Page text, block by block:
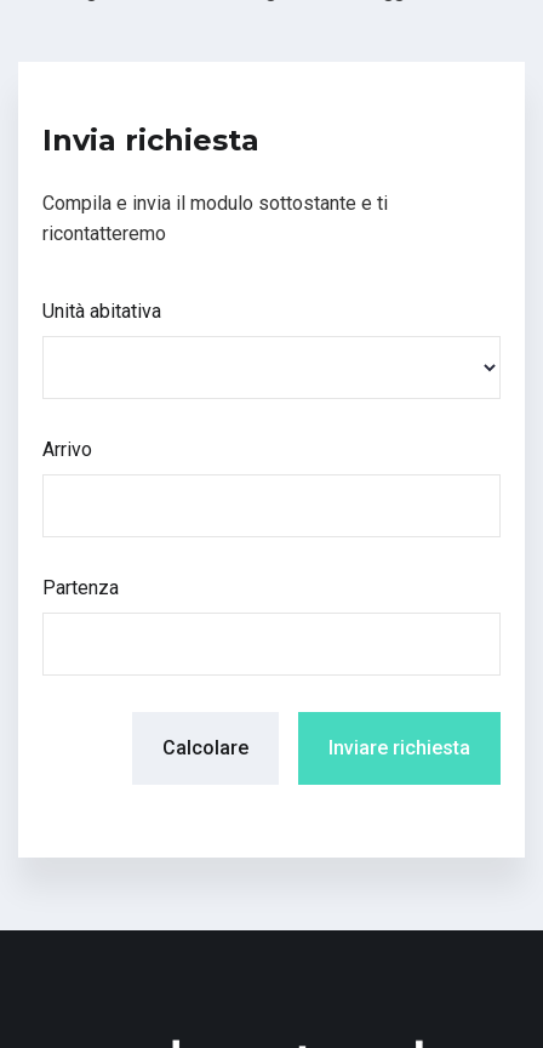
Invia richiesta
Compila e invia il modulo sottostante e ti
ricontatteremo
Unità abitativa
Arrivo
Partenza
Calcolare Inviare richiesta